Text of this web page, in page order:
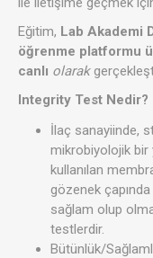
Eğitim, Lab Akademi
öğrenme platformu
canlı olarak
Integrity Test Nedir?
İlaç sanayiinde,
mikrobiyolojik bir
kullanılan
gözenek
sağlam olup
testlerdir.
Bütünlük/